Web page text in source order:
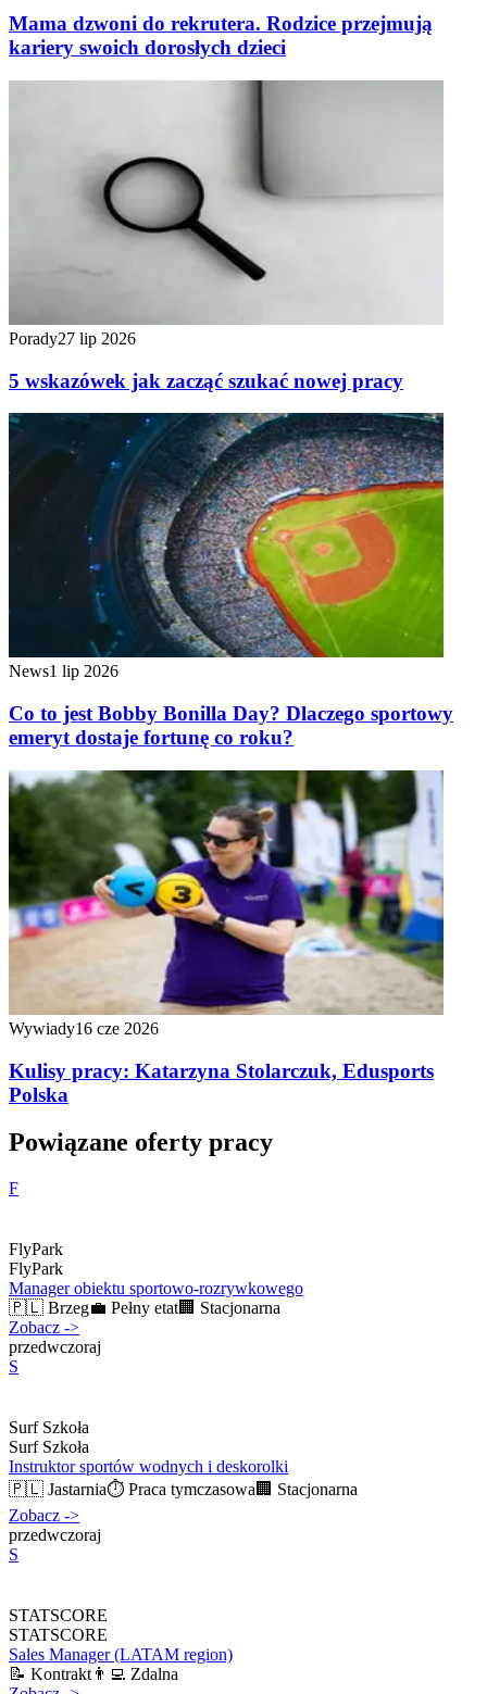
Mama dzwoni do rekrutera. Rodzice przejmują
kariery swoich dorosłych dzieci
Porady27 lip 2026
5 wskazówek jak zacząć szukać nowej pracy
News1 lip 2026
Co to jest Bobby Bonilla Day? Dlaczego sportowy
emeryt dostaje fortunę co roku?
Wywiady16 cze 2026
Kulisy pracy: Katarzyna Stolarczuk, Edusports
Polska
Powiązane oferty pracy
F
FlyPark
FlyPark
Manager obiektu sportowo-rozrywkowego
🇵🇱 Brzeg💼 Pełny etat🏢 Stacjonarna
Zobacz ->
przedwczoraj
S
Surf Szkoła
Surf Szkoła
Instruktor sportów wodnych i deskorolki
🇵🇱 Jastarnia⏱️ Praca tymczasowa 🏢 Stacjonarna
Zobacz ->
przedwczoraj
S
STATSCORE
STATSCORE
Sales Manager (LATAM region)
📝 Kontrakt 👨‍💻 Zdalna